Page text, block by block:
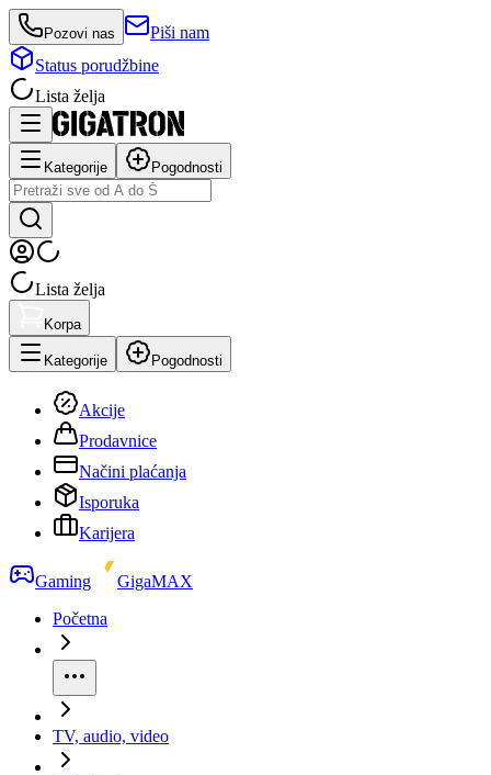
Pozovi nas
Piši nam
Status porudžbine
Lista želja
Kategorije Pogodnosti
Lista želja
Korpa
Kategorije Pogodnosti
Akcije
Prodavnice
Načini plaćanja
Isporuka
Karijera
Gaming
GigaMAX
Početna
TV, audio, video